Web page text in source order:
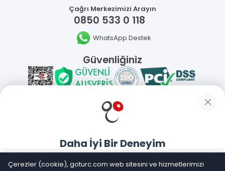
Çağrı Merkezimizi Arayın
0850 533 0 118
WhatsApp Destek
Güvenliğiniz
Sosyal Medya
Mobil Uygulamalarımız
Daha İyi Bir Deneyim
Goturc mobil uygulamasıyla daha hızlı ve kolay alışveriş
yapın
Çerezler (cookie), goturc.com web sitesini ve hizmetlerimizi